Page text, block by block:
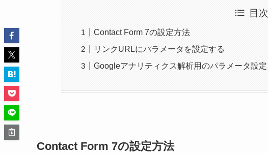
目次
Contact Form 7の設定方法
リンクURLにパラメータを設定する
Googleアナリティクス解析用のパラメータ設定
Contact Form 7の設定方法